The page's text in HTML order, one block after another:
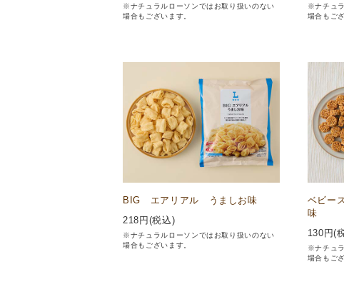
※ナチュラルローソンではお取り扱いのない
場合もございます。
※ナチュ
場合もご
BIG エアリアル うましお味
218 円(税込)
※ナチュラルローソンではお取り扱いのない
場合もございます。
ベビー
味
130 円(
※ナチュ
場合もご